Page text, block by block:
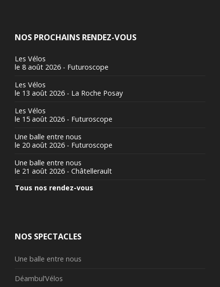
NOS PROCHAINS RENDEZ-VOUS
Les Vélos
le 8 août 2026 - Futuroscope
Les Vélos
le 13 août 2026 - La Roche Posay
Les Vélos
le 15 août 2026 - Futuroscope
Une balle entre nous
le 20 août 2026 - Futuroscope
Une balle entre nous
le 21 août 2026 - Châtellerault
Tous nos rendez-vous
NOS SPECTACLES
Une balle entre nous
Déambul’Vélos